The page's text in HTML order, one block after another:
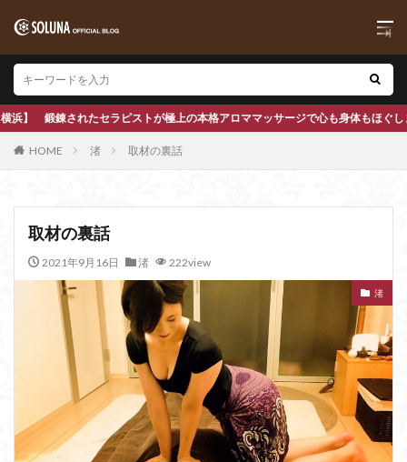
ッサージで心も身体もほぐします
HOME 渚 取材の裏話
取材の裏話
2021年9月16日 渚 222view
渚